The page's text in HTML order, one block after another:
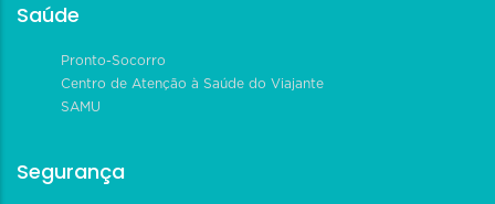
Saúde
Pronto-Socorro
Centro de Atenção à Saúde do Viajante
SAMU
Segurança